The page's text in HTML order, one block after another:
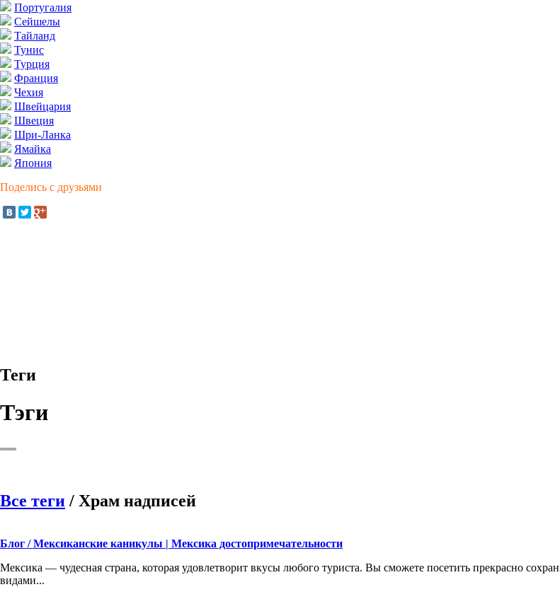
Португалия
Сейшелы
Тайланд
Тунис
Турция
Франция
Чехия
Швейцария
Швеция
Шри-Ланка
Ямайка
Япония
Поделись с друзьями
Теги
Тэги
Все теги / Храм надписей
Блог / Мексиканские каникулы | Мексика достопримечательности
Мексика — чудесная страна, которая удовлетворит вкусы любого туриста. Вы сможете посетить прекрасно
видами...